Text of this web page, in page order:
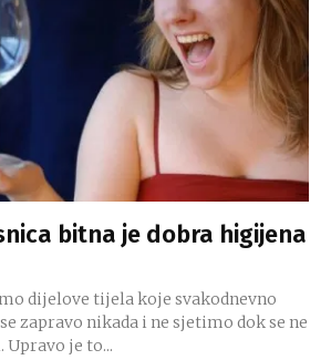
bitna je dobra higijena
dijelove tijela koje svakodnevno
zapravo nikada i ne sjetimo dok se ne
je to...